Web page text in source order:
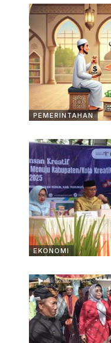
PEMERINTAHAN
EKONOMI